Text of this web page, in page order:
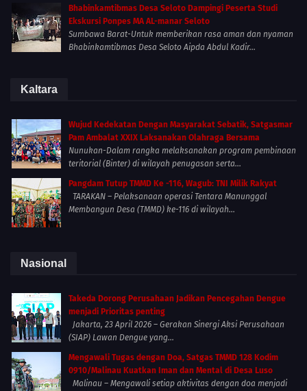
Bhabinkamtibmas Desa Seloto Dampingi Peserta Studi
Ekskursi Ponpes MA AL-manar Seloto
Sumbawa Barat-Untuk memberikan rasa aman dan nyaman
Bhabinkamtibmas Desa Seloto Aipda Abdul Kadir...
Kaltara
Wujud Kedekatan Dengan Masyarakat Sebatik, Satgasmar
Pam Ambalat XXIX Laksanakan Olahraga Bersama
Nunukan-Dalam rangka melaksanakan program pembinaan
teritorial (Binter) di wilayah penugasan serta...
Pangdam Tutup TMMD Ke -116, Wagub: TNI Milik Rakyat
TARAKAN – Pelaksanaan operasi Tentara Manunggal
Membangun Desa (TMMD) ke-116 di wilayah...
Nasional
Takeda Dorong Perusahaan Jadikan Pencegahan Dengue
menjadi Prioritas penting
Jakarta, 23 April 2026 – Gerakan Sinergi Aksi Perusahaan
(SIAP) Lawan Dengue yang...
Mengawali Tugas dengan Doa, Satgas TMMD 128 Kodim
0910/Malinau Kuatkan Iman dan Mental di Desa Luso
Malinau – Mengawali setiap aktivitas dengan doa menjadi